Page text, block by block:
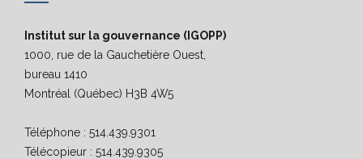
Institut sur la gouvernance (IGOPP)
1000, rue de la Gauchetière Ouest,
bureau 1410
Montréal (Québec) H3B 4W5
Téléphone : 514.439.9301
Télécopieur : 514.439.9305